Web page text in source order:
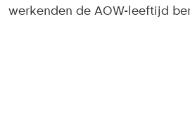
werkenden de AOW-leeftijd